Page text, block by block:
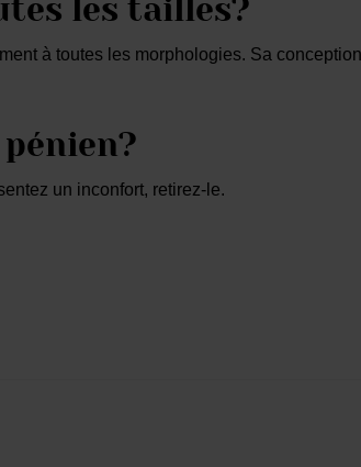
les tailles?
à toutes les morphologies. Sa
un inconfort, retirez-le.